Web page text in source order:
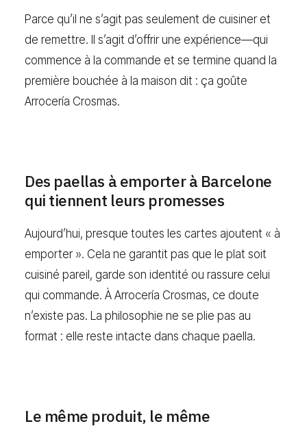
Parce qu’il ne s’agit pas seulement de cuisiner et
de remettre. Il s’agit d’offrir une expérience—qui
commence à la commande et se termine quand la
première bouchée à la maison dit : ça goûte
Arrocería Crosmas.
Des paellas à emporter à Barcelone
qui tiennent leurs promesses
Aujourd’hui, presque toutes les cartes ajoutent « à
emporter ». Cela ne garantit pas que le plat soit
cuisiné pareil, garde son identité ou rassure celui
qui commande. À Arrocería Crosmas, ce doute
n’existe pas. La philosophie ne se plie pas au
format : elle reste intacte dans chaque paella.
Le même produit, le même